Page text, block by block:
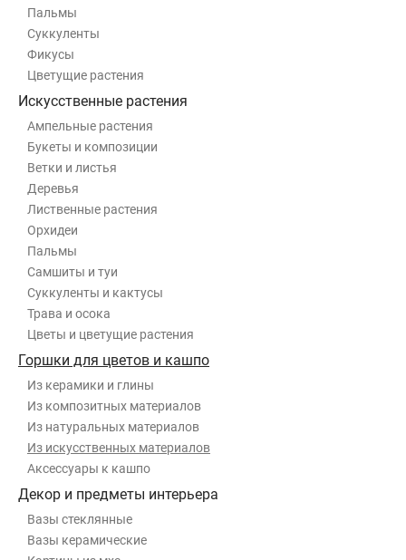
Пальмы
Суккуленты
Фикусы
Цветущие растения
Искусственные растения
Ампельные растения
Букеты и композиции
Ветки и листья
Деревья
Лиственные растения
Орхидеи
Пальмы
Самшиты и туи
Суккуленты и кактусы
Трава и осока
Цветы и цветущие растения
Горшки для цветов и кашпо
Из керамики и глины
Из композитных материалов
Из натуральных материалов
Из искусственных материалов
Аксессуары к кашпо
Декор и предметы интерьера
Вазы стеклянные
Вазы керамические